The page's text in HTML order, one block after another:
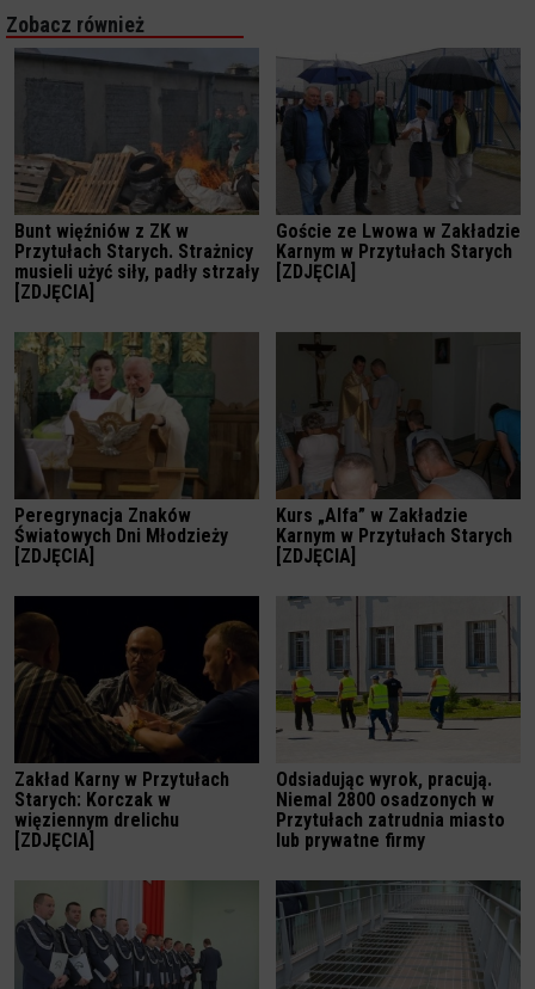
Zobacz również
Bunt więźniów z ZK w
Przytułach Starych. Strażnicy
musieli użyć siły, padły strzały
[ZDJĘCIA]
Goście ze Lwowa w Zakładzie
Karnym w Przytułach Starych
[ZDJĘCIA]
Peregrynacja Znaków
Światowych Dni Młodzieży
[ZDJĘCIA]
Kurs „Alfa” w Zakładzie
Karnym w Przytułach Starych
[ZDJĘCIA]
Zakład Karny w Przytułach
Starych: Korczak w
więziennym drelichu
[ZDJĘCIA]
Odsiadując wyrok, pracują.
Niemal 2800 osadzonych w
Przytułach zatrudnia miasto
lub prywatne firmy